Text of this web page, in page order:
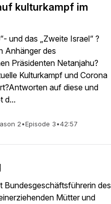
kulturkampf im
und das „Zweite Israel“ ?
Anhänger des
Präsidenten Netanjahu?
Kulturkampf und Corona
auf diese und
d...
2•Episode 3•42:57
Bundesgeschäftsführerin des
Mütter und